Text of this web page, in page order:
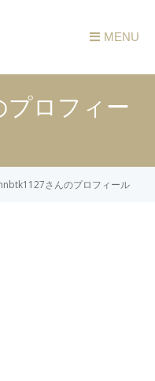
MENU
ロフィー
さんのプロフィール